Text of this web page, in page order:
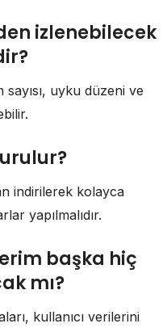
izlenebilecek
sayısı, uyku düzeni ve
indirilerek kolayca
yapılmalıdır.
başka hiç
mı?
kullanıcı verilerini